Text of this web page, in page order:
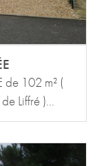
102 m² (
Liffré )...